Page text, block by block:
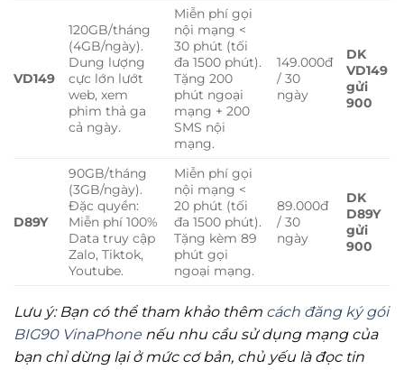
VD149
120GB/tháng
(4GB/ngày).
Dung lượng
cực lớn lướt
web, xem
phim thả ga
cả ngày.
Miễn phí gọi
nội mạng <
30 phút (tối
đa 1500 phút).
Tặng 200
phút ngoại
mạng + 200
SMS nội
mạng.
149.000đ
/ 30
ngày
DK
VD149
gửi
900
D89Y
90GB/tháng
(3GB/ngày).
Đặc quyền:
Miễn phí 100%
Data truy cập
Zalo, Tiktok,
Youtube.
Miễn phí gọi
nội mạng <
20 phút (tối
đa 1500 phút).
Tặng kèm 89
phút gọi
ngoại mạng.
89.000đ
/ 30
ngày
DK
D89Y
gửi
900
Lưu ý: Bạn có thể tham khảo thêm cách đăng ký gói
BIG90 VinaPhone nếu nhu cầu sử dụng mạng của
bạn chỉ dừng lại ở mức cơ bản, chủ yếu là đọc tin